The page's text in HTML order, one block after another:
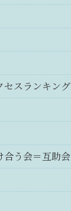
セスランキング
合う会＝互助会